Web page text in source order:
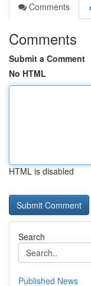
Comments
Comments
Submit a Comment
No HTML
HTML is disabled
Search
Published News